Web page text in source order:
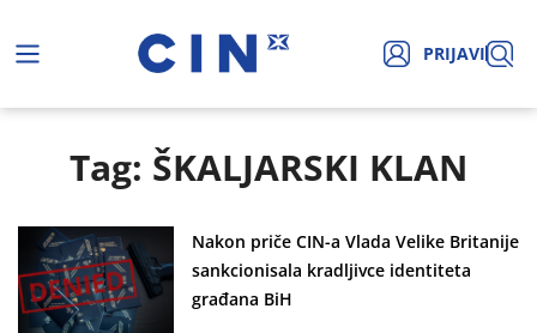
PRIJAVI
Tag: ŠKALJARSKI KLAN
Nakon priče CIN-a Vlada Velike Britanije
sankcionisala kradljivce identiteta
građana BiH